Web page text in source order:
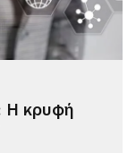
Η κρυφή